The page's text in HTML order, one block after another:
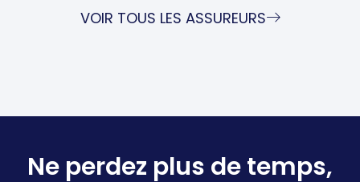
VOIR TOUS LES ASSUREURS
Ne perdez plus de temps,